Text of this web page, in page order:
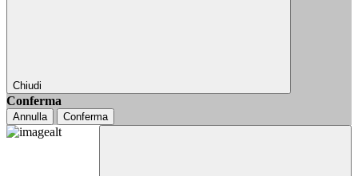
Chiudi
Conferma
Annulla Conferma